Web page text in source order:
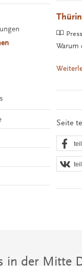
Warum
Seite
in der Mitte